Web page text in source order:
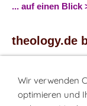
... auf einen Blick
theology.de
...Twitter
Wir verwenden
optimieren und